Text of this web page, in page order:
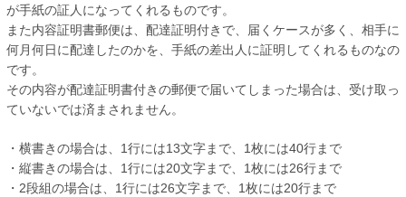
が手紙の証人になってくれるものです。
また内容証明書郵便は、配達証明付きで、届くケースが多く、相手に
何月何日に配達したのかを、手紙の差出人に証明してくれるものなの
です。
その内容が配達証明書付きの郵便で届いてしまった場合は、受け取っ
ていないでは済まされません。
・横書きの場合は、1行には13文字まで、1枚には40行まで
・縦書きの場合は、1行には20文字まで、1枚には26行まで
・2段組の場合は、1行には26文字まで、1枚には20行まで